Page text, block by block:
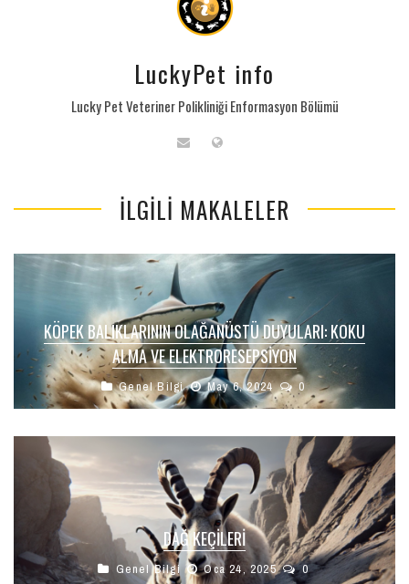
LuckyPet info
Lucky Pet Veteriner Polikliniği Enformasyon Bölümü
İLGILI MAKALELER
KÖPEK BALIKLARININ OLAĞANÜSTÜ DUYULARI: KOKU
ALMA VE ELEKTRORESEPSIYON
Genel Bilgi May 6, 2024 0
DAĞ KEÇILERI
Genel Bilgi Oca 24, 2025 0